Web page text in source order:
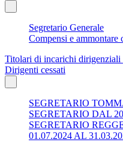
Segretario Generale
Compensi e ammontare
Titolari di incarichi
Dirigenti cessati
SEGRETARIO
SEGRETARIO DAL
SEGRETARIO
01.07.2024 AL